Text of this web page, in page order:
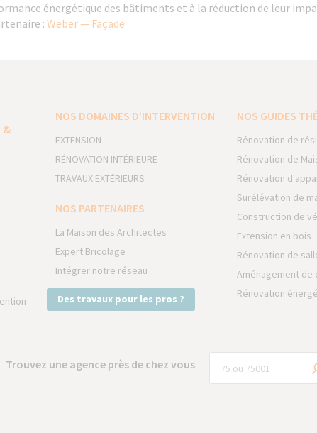
énergétique des bâtiments et à la réduction de leur
:Weber — Façade
&
NOS DOMAINES D’INTERVENTION
EXTENSION
RÉNOVATION INTÉRIEURE
TRAVAUX EXTÉRIEURS
NOS PARTENAIRES
La Maison des Architectes
Expert Bricolage
Intégrer notre réseau
Des travaux pour les pros ?
NOS GUIDES
Rénovation de
Rénovation de
Rénovation
Surélévation de
Construction de
Extension en bois
Rénovation de
Aménagement de
Rénovation
Trouvez une agence près de chez vous